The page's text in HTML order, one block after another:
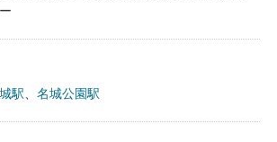
駅 名城公園駅